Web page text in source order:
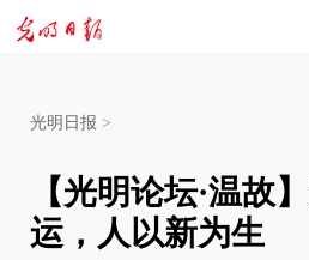
光明日报 >
【光明论坛·温故
运，人以新为生